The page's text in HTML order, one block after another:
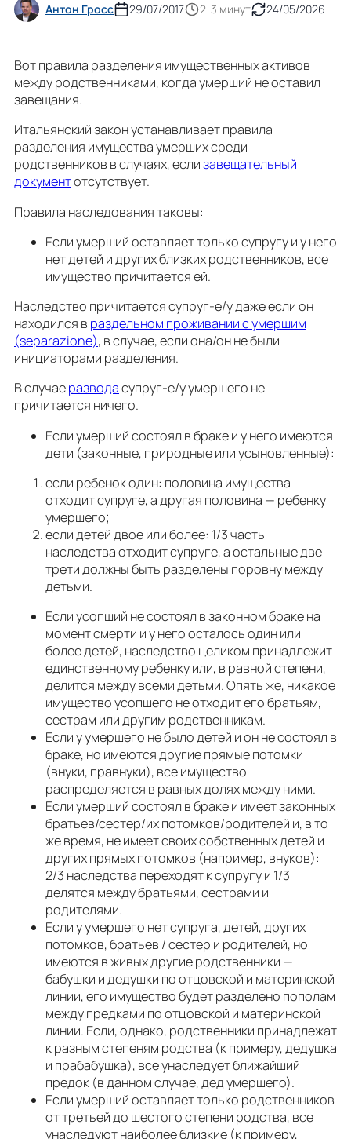
Антон Гросс 29/07/2017 2-3 минут 24/05/2026
Вот правила разделения имущественных активов
между родственниками, когда умерший не оставил
завещания.
Итальянский закон устанавливает правила
разделения имущества умерших среди
родственников в случаях, еслизавещательный
документотсутствует.
Правила наследования таковы:
Если умерший оставляет только супругу и у него
нет детей и других близких родственников, все
имущество причитается ей.
Наследство причитается супруг-е/у даже если он
находился в раздельном проживании с умершим
(separazione), в случае, если она/он не были
инициаторами разделения.
В случаеразводасупруг-е/у умершего не
причитается ничего.
Если умерший состоял в браке и у него имеются
дети (законные, природные или усыновленные):
если ребенок один: половина имущества
отходит супруге, а другая половина — ребенку
умершего;
если детей двое или более: 1/3 часть
наследства отходит супруге, а остальные две
трети должны быть разделены поровну между
детьми.
Если усопший не состоял в законном браке на
момент смерти и у него осталось один или
более детей, наследство целиком принадлежит
единственному ребенку или, в равной степени,
делится между всеми детьми. Опять же, никакое
имущество усопшего не отходит его братьям,
сестрам или другим родственникам.
Если у умершего не было детей и он не состоял в
браке, но имеются другие прямые потомки
(внуки, правнуки), все имущество
распределяется в равных долях между ними.
Если умерший состоял в браке и имеет законных
братьев/сестер/их потомков/родителей и, в то
же время, не имеет своих собственных детей и
других прямых потомков (например, внуков):
2/3 наследства переходят к супругу и 1/3
делятся между братьями, сестрами и
родителями.
Если у умершего нет супруга, детей, других
потомков, братьев / сестер и родителей, но
имеются в живых другие родственники —
бабушки и дедушки по отцовской и материнской
линии, его имущество будет разделено пополам
между предками по отцовской и материнской
линии. Если, однако, родственники принадлежат
к разным степеням родства (к примеру, дедушка
и прабабушка), все унаследует ближайший
предок (в данном случае, дед умершего).
Если умерший оставляет только родственников
от третьей до шестого степени родства, все
унаследуют наиболее близкие (к примеру,